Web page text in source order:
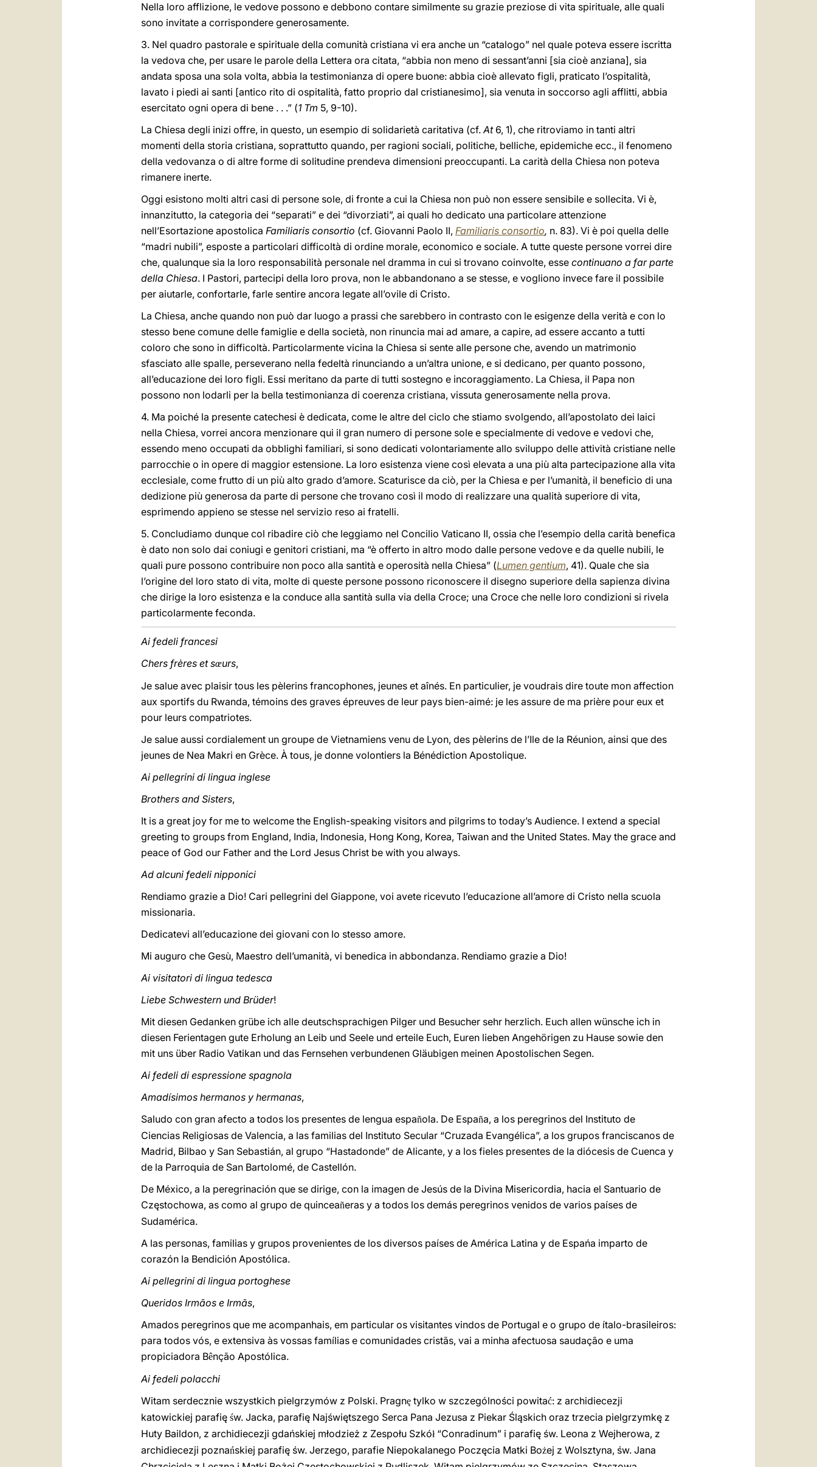
Nella loro afflizione, le vedove possono e debbono contare similmente su grazie preziose di vita spirituale, alle quali
sono invitate a corrispondere generosamente.
3. Nel quadro pastorale e spirituale della comunità cristiana vi era anche un “catalogo” nel quale poteva essere iscritta
la vedova che, per usare le parole della Lettera ora citata, “abbia non meno di sessant’anni [sia cioè anziana], sia
andata sposa una sola volta, abbia la testimonianza di opere buone: abbia cioè allevato figli, praticato l’ospitalità,
lavato i piedi ai santi [antico rito di ospitalità, fatto proprio dal cristianesimo], sia venuta in soccorso agli afflitti, abbia
esercitato ogni opera di bene . . .” (1 Tm 5, 9-10).
La Chiesa degli inizi offre, in questo, un esempio di solidarietà caritativa (cf.At6, 1), che ritroviamo in tanti altri
momenti della storia cristiana, soprattutto quando, per ragioni sociali, politiche, belliche, epidemiche ecc., il fenomeno
della vedovanza o di altre forme di solitudine prendeva dimensioni preoccupanti. La carità della Chiesa non poteva
rimanere inerte.
Oggi esistono molti altri casi di persone sole, di fronte a cui la Chiesa non può non essere sensibile e sollecita. Vi è,
innanzitutto, la categoria dei “separati” e dei “divorziati”, ai quali ho dedicato una particolare attenzione
nell’Esortazione apostolica Familiaris consortio (cf. Giovanni Paolo II, Familiaris consortio, n. 83). Vi è poi quella delle
“madri nubili”, esposte a particolari difficoltà di ordine morale, economico e sociale. A tutte queste persone vorrei dire
che, qualunque sia la loro responsabilità personale nel dramma in cui si trovano coinvolte, esse continuano a far parte
della Chiesa. I Pastori, partecipi della loro prova, non le abbandonano a se stesse, e vogliono invece fare il possibile
per aiutarle, confortarle, farle sentire ancora legate all’ovile di Cristo.
La Chiesa, anche quando non può dar luogo a prassi che sarebbero in contrasto con le esigenze della verità e con lo
stesso bene comune delle famiglie e della società, non rinuncia mai ad amare, a capire, ad essere accanto a tutti
coloro che sono in difficoltà. Particolarmente vicina la Chiesa si sente alle persone che, avendo un matrimonio
sfasciato alle spalle, perseverano nella fedeltà rinunciando a un’altra unione, e si dedicano, per quanto possono,
all’educazione dei loro figli. Essi meritano da parte di tutti sostegno e incoraggiamento. La Chiesa, il Papa non
possono non lodarli per la bella testimonianza di coerenza cristiana, vissuta generosamente nella prova.
4. Ma poiché la presente catechesi è dedicata, come le altre del ciclo che stiamo svolgendo, all’apostolato dei laici
nella Chiesa, vorrei ancora menzionare qui il gran numero di persone sole e specialmente di vedove e vedovi che,
essendo meno occupati da obblighi familiari, si sono dedicati volontariamente allo sviluppo delle attività cristiane nelle
parrocchie o in opere di maggior estensione. La loro esistenza viene così elevata a una più alta partecipazione alla vita
ecclesiale, come frutto di un più alto grado d’amore. Scaturisce da ciò, per la Chiesa e per l’umanità, il beneficio di una
dedizione più generosa da parte di persone che trovano così il modo di realizzare una qualità superiore di vita,
esprimendo appieno se stesse nel servizio reso ai fratelli.
5. Concludiamo dunque col ribadire ciò che leggiamo nel Concilio Vaticano II, ossia che l’esempio della carità benefica
è dato non solo dai coniugi e genitori cristiani, ma “è offerto in altro modo dalle persone vedove e da quelle nubili, le
quali pure possono contribuire non poco alla santità e operosità nella Chiesa” (Lumen gentium, 41). Quale che sia
l’origine del loro stato di vita, molte di queste persone possono riconoscere il disegno superiore della sapienza divina
che dirige la loro esistenza e la conduce alla santità sulla via della Croce; una Croce che nelle loro condizioni si rivela
particolarmente feconda.
Ai fedeli francesi
Chers frères et sœurs,
Je salue avec plaisir tous les pèlerins francophones, jeunes et aînés. En particulier, je voudrais dire toute mon affection
aux sportifs du Rwanda, témoins des graves épreuves de leur pays bien-aimé: je les assure de ma prière pour eux et
pour leurs compatriotes.
Je salue aussi cordialement un groupe de Vietnamiens venu de Lyon, des pèlerins de l’Ile de la Réunion, ainsi que des
jeunes de Nea Makri en Grèce. À tous, je donne volontiers la Bénédiction Apostolique.
Ai pellegrini di lingua inglese
Brothers and Sisters,
It is a great joy for me to welcome the English-speaking visitors and pilgrims to today’s Audience. I extend a special
greeting to groups from England, India, Indonesia, Hong Kong, Korea, Taiwan and the United States. May the grace and
peace of God our Father and the Lord Jesus Christ be with you always.
Ad alcuni fedeli nipponici
Rendiamo grazie a Dio! Cari pellegrini del Giappone, voi avete ricevuto l’educazione all’amore di Cristo nella scuola
missionaria.
Dedicatevi all’educazione dei giovani con lo stesso amore.
Mi auguro che Gesù, Maestro dell’umanità, vi benedica in abbondanza. Rendiamo grazie a Dio!
Ai visitatori di lingua tedesca
Liebe Schwestern und Brüder!
Mit diesen Gedanken grübe ich alle deutschsprachigen Pilger und Besucher sehr herzlich. Euch allen wünsche ich in
diesen Ferientagen gute Erholung an Leib und Seele und erteile Euch, Euren lieben Angehörigen zu Hause sowie den
mit uns über Radio Vatikan und das Fernsehen verbundenen Gläubigen meinen Apostolischen Segen.
Ai fedeli di espressione spagnola
Amadísimos hermanos y hermanas,
Saludo con gran afecto a todos los presentes de lengua española. De España, a los peregrinos del Instituto de
Ciencias Religiosas de Valencia, a las familias del Instituto Secular “Cruzada Evangélica”, a los grupos franciscanos de
Madrid, Bilbao y San Sebastián, al grupo “Hastadonde” de Alicante, y a los fieles presentes de la diócesis de Cuenca y
de la Parroquia de San Bartolomé, de Castellón.
De México, a la peregrinación que se dirige, con la imagen de Jesús de la Divina Misericordia, hacia el Santuario de
Częstochowa, as como al grupo de quinceañeras y a todos los demás peregrinos venidos de varios países de
Sudamérica.
A las personas, familias y grupos provenientes de los diversos países de América Latina y de Espańa imparto de
corazón la Bendición Apostólica.
Ai pellegrini di lingua portoghese
Queridos Irmãos e Irmãs,
Amados peregrinos que me acompanhais, em particular os visitantes vindos de Portugal e o grupo de ítalo-brasileiros:
para todos vós, e extensiva às vossas famílias e comunidades cristãs, vai a minha afectuosa saudação e uma
propiciadora Bênção Apostólica.
Ai fedeli polacchi
Witam serdecznie wszystkich pielgrzymów z Polski. Pragnę tylko w szczególności powitać: z archidiecezji
katowickiej parafię św. Jacka, parafię Najświętszego Serca Pana Jezusa z Piekar Śląskich oraz trzecia pielgrzymkę z
Huty Baildon, z archidiecezji gdańskiej młodzież z Zespołu Szkół “Conradinum” i parafię św. Leona z Wejherowa, z
archidiecezji poznańskiej parafię św. Jerzego, parafie Niepokalanego Poczęcia Matki Bożej z Wolsztyna, św. Jana